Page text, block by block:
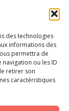
des technologies
informations des
permettra de
ou les ID
retirer son
caractéristiques